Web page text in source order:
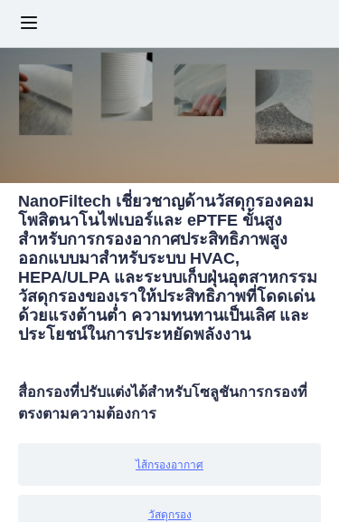
NanoFiltech เชี่ยวชาญด้านวัสดุกรองคอม
โพสิตนาโนไฟเบอร์และ ePTFE ขั้นสูง
สำหรับการกรองอากาศประสิทธิภาพสูง
ออกแบบมาสำหรับระบบ HVAC,
HEPA/ULPA และระบบเก็บฝุ่นอุตสาหกรรม
วัสดุกรองของเราให้ประสิทธิภาพที่โดดเด่น
ด้วยแรงต้านต่ำ ความทนทานเป็นเลิศ และ
ประโยชน์ในการประหยัดพลังงาน
สื่อกรองที่ปรับแต่งได้สำหรับโซลูชันการกรองที่
ตรงตามความต้องการ
ไส้กรองอากาศ
วัสดุกรอง
หน้าแรก
เกี่ยวกับเรา
ข่าวสาร
ติดต่อเรา
คำถามที่พบบ่อย